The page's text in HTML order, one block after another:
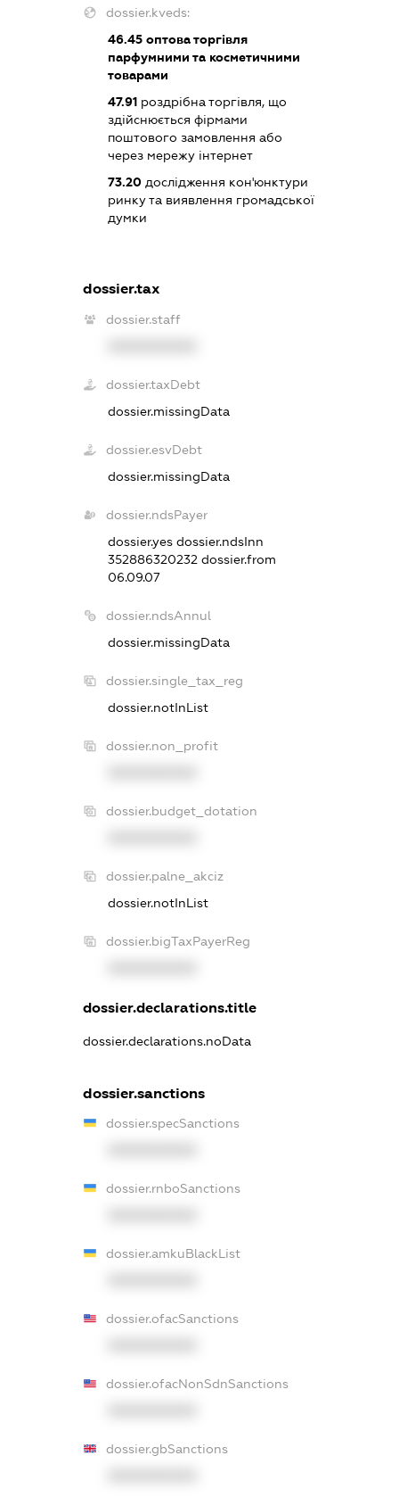
dossier.kveds:
46.45 оптова торгівля
парфумними та косметичними
товарами
47.91 роздрібна торгівля, що
здійснюється фірмами
поштового замовлення або
через мережу інтернет
73.20 дослідження кон'юнктури
ринку та виявлення громадської
думки
dossier.tax
dossier.staff
dossier.taxDebt
dossier.missingData
dossier.esvDebt
dossier.missingData
dossier.ndsPayer
dossier.yesdossier.ndsInn
352886320232dossier.from
06.09.07
dossier.ndsAnnul
dossier.missingData
dossier.single_tax_reg
dossier.notInList
dossier.non_profit
dossier.budget_dotation
dossier.palne_akciz
dossier.notInList
dossier.bigTaxPayerReg
dossier.declarations.title
dossier.declarations.noData
dossier.sanctions
dossier.specSanctions
dossier.rnboSanctions
dossier.amkuBlackList
dossier.ofacSanctions
dossier.ofacNonSdnSanctions
dossier.gbSanctions